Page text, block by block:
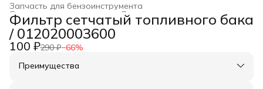
Запчасть для бензоинструмента
Оснастка для инструмента
Строительство и ремонт
Главная ›
Фильтр сетчатый топливного бака
/ 012020003600
100 ₽290 ₽−66%
Преимущества
Оплата частями в Сплит